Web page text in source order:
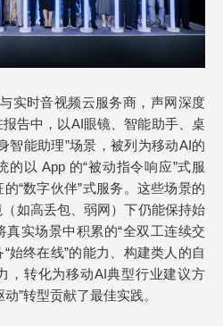
实时音视频云服务商，声网深度
告中，以AI眼镜、智能助手、桌
智能助理”场景，被列为移动AI的
以 App 的“被动指令响应”式服
“数字伙伴”式服务。这些场景的
如高丢包、弱网）下仍能保持始
实场景中积累的“全双工连续交
始终在线”的能力、构建类人的自
，转化为移动AI典型行业建议方
”转型贡献了最佳实践。